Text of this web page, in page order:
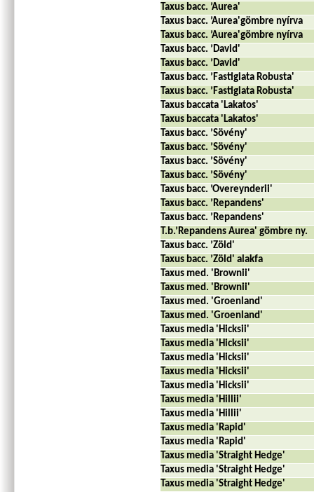
Taxus bacc. ’Aurea'
Taxus bacc. ’Aurea'gömbre nyírva
Taxus bacc. ’Aurea'gömbre nyírva
Taxus bacc. ’David'
Taxus bacc. ’David'
Taxus bacc. ’Fastigiata Robusta'
Taxus bacc. ’Fastigiata Robusta'
Taxus baccata 'Lakatos'
Taxus baccata 'Lakatos'
Taxus bacc. ’Sövény'
Taxus bacc. ’Sövény'
Taxus bacc. ’Sövény'
Taxus bacc. ’Sövény'
Taxus bacc. ’Overeynderii'
Taxus bacc. ’Repandens'
Taxus bacc. ’Repandens'
T.b.’Repandens Aurea' gömbre ny.
Taxus bacc. ’Zöld'
Taxus bacc. ’Zöld' alakfa
Taxus med. 'Brownii'
Taxus med. 'Brownii'
Taxus med. 'Groenland'
Taxus med. 'Groenland'
Taxus media 'Hicksii'
Taxus media 'Hicksii'
Taxus media 'Hicksii'
Taxus media 'Hicksii'
Taxus media 'Hicksii'
Taxus media 'Hillii'
Taxus media 'Hillii'
Taxus media 'Rapid'
Taxus media 'Rapid'
Taxus media 'Straight Hedge'
Taxus media 'Straight Hedge'
Taxus media 'Straight Hedge'